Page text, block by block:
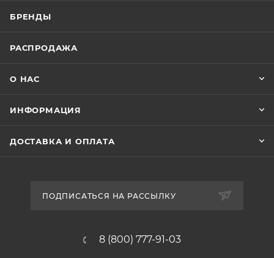
БРЕНДЫ
РАСПРОДАЖА
О НАС
ИНФОРМАЦИЯ
ДОСТАВКА И ОПЛАТА
ПОДПИСАТЬСЯ НА РАССЫЛКУ
8 (800) 777-91-03